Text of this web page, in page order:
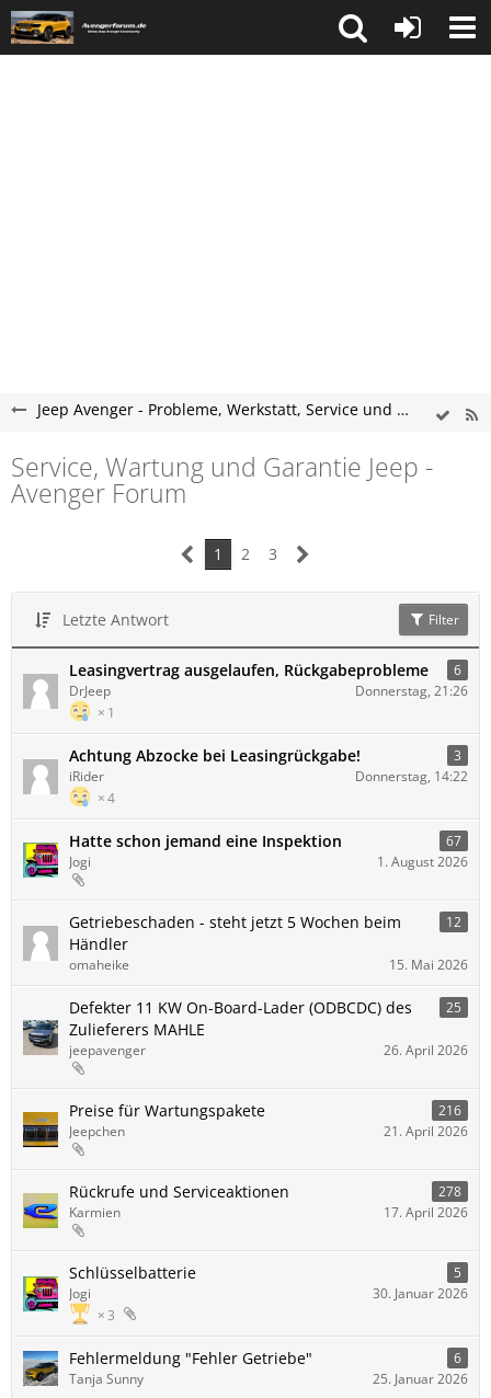
Jeep Avenger - Probleme, Werkstatt, Service und Tipps
Service, Wartung und Garantie Jeep -
Avenger Forum
1 2 3
Letzte Antwort Filter
Leasingvertrag ausgelaufen, Rückgabeprobleme 6
1
DrJeep Donnerstag, 21:26
Achtung Abzocke bei Leasingrückgabe! 3
4
iRider Donnerstag, 14:22
Hatte schon jemand eine Inspektion
67
Jogi
1. August 2026
Getriebeschaden - steht jetzt 5 Wochen beim
Händler
12
omaheike 15. Mai 2026
Defekter 11 KW On-Board-Lader (ODBCDC) des
Zulieferers MAHLE
25
jeepavenger 26. April 2026
Preise für Wartungspakete
216
Jeepchen
21. April 2026
Rückrufe und Serviceaktionen
278
Karmien
17. April 2026
Schlüsselbatterie 5
3
Jogi 30. Januar 2026
Fehlermeldung "Fehler Getriebe"
6
Tanja Sunny
25. Januar 2026